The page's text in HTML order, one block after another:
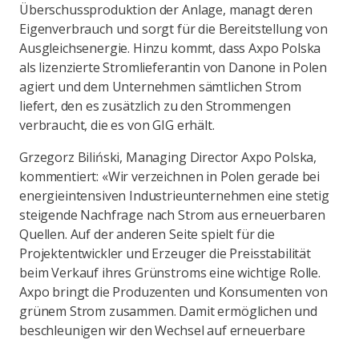
Überschussproduktion der Anlage, managt deren
Eigenverbrauch und sorgt für die Bereitstellung von
Ausgleichsenergie. Hinzu kommt, dass Axpo Polska
als lizenzierte Stromlieferantin von Danone in Polen
agiert und dem Unternehmen sämtlichen Strom
liefert, den es zusätzlich zu den Strommengen
verbraucht, die es von GIG erhält.
Grzegorz Biliński, Managing Director Axpo Polska,
kommentiert: «Wir verzeichnen in Polen gerade bei
energieintensiven Industrieunternehmen eine stetig
steigende Nachfrage nach Strom aus erneuerbaren
Quellen. Auf der anderen Seite spielt für die
Projektentwickler und Erzeuger die Preisstabilität
beim Verkauf ihres Grünstroms eine wichtige Rolle.
Axpo bringt die Produzenten und Konsumenten von
grünem Strom zusammen. Damit ermöglichen und
beschleunigen wir den Wechsel auf erneuerbare